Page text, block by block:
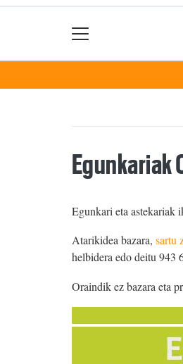
Egunkariak
Egunkari eta astekariak
Atarikidea bazara, sartu
helbidera edo deitu 943
Oraindik ez bazara eta